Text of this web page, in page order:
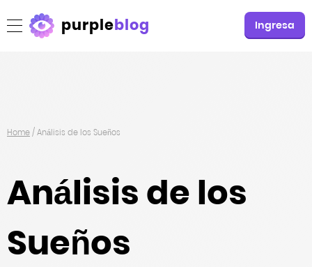
purpleblog Ingresa
Home/Análisis de los Sueños
Análisis de los
Sueños